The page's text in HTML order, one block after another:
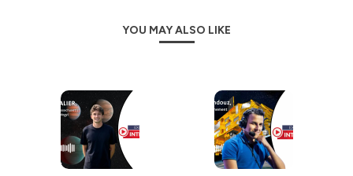
YOU MAY ALSO LIKE